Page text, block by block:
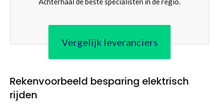
Vergelijk leveranciers
Rekenvoorbeeld besparing elektrisch
rijden